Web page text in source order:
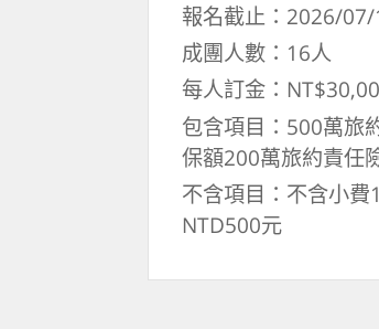
報名截止：2026/
成團人數：16人
每人訂金：
包含項目：500萬旅
保額200萬旅約責任
不含項目：不含小
NTD500元